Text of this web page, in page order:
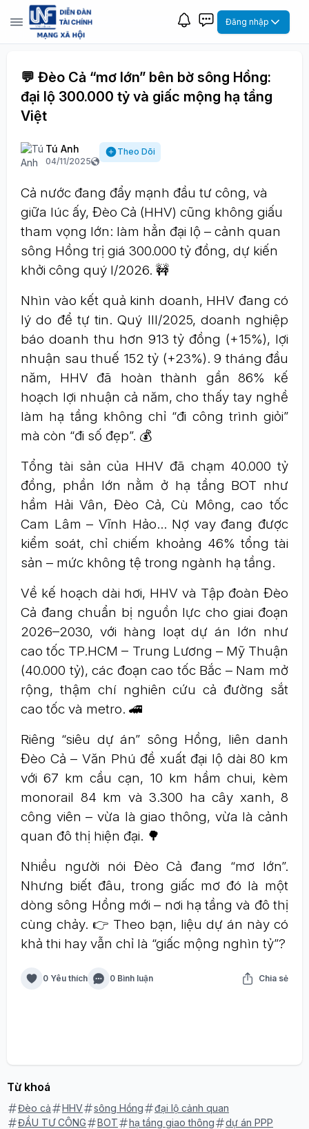
Đăng nhập
💬 Đèo Cả “mơ lớn” bên bờ sông Hồng:
đại lộ 300.000 tỷ và giấc mộng hạ tầng
Việt
Tú Anh
04/11/2025
Theo Dõi
Cả nước đang đẩy mạnh đầu tư công, và
giữa lúc ấy, Đèo Cả (HHV) cũng không giấu
tham vọng lớn: làm hẳn đại lộ – cảnh quan
sông Hồng trị giá 300.000 tỷ đồng, dự kiến
khởi công quý I/2026. 🚧
Nhìn vào kết quả kinh doanh, HHV đang có
lý do để tự tin. Quý III/2025, doanh nghiệp
báo doanh thu hơn 913 tỷ đồng (+15%), lợi
nhuận sau thuế 152 tỷ (+23%). 9 tháng đầu
năm, HHV đã hoàn thành gần 86% kế
hoạch lợi nhuận cả năm, cho thấy tay nghề
làm hạ tầng không chỉ “đi công trình giỏi”
mà còn “đi số đẹp”. 💰
Tổng tài sản của HHV đã chạm 40.000 tỷ
đồng, phần lớn nằm ở hạ tầng BOT như
hầm Hải Vân, Đèo Cả, Cù Mông, cao tốc
Cam Lâm – Vĩnh Hảo... Nợ vay đang được
kiểm soát, chỉ chiếm khoảng 46% tổng tài
sản – mức không tệ trong ngành hạ tầng.
Về kế hoạch dài hơi, HHV và Tập đoàn Đèo
Cả đang chuẩn bị nguồn lực cho giai đoạn
2026–2030, với hàng loạt dự án lớn như
cao tốc TP.HCM – Trung Lương – Mỹ Thuận
(40.000 tỷ), các đoạn cao tốc Bắc – Nam mở
rộng, thậm chí nghiên cứu cả đường sắt
cao tốc và metro. 🚄
Riêng “siêu dự án” sông Hồng, liên danh
Đèo Cả – Văn Phú đề xuất đại lộ dài 80 km
với 67 km cầu cạn, 10 km hầm chui, kèm
monorail 84 km và 3.300 ha cây xanh, 8
công viên – vừa là giao thông, vừa là cảnh
quan đô thị hiện đại. 🌳
Nhiều người nói Đèo Cả đang “mơ lớn”.
Nhưng biết đâu, trong giấc mơ đó là một
dòng sông Hồng mới – nơi hạ tầng và đô thị
cùng chảy. 👉 Theo bạn, liệu dự án này có
khả thi hay vẫn chỉ là “giấc mộng nghìn tỷ”?
0 Yêu thích 0 Bình luận Chia sẻ
Từ khoá
Đèo cả HHV sông Hồng
đại lộ cảnh quan
ĐẦU TƯ CÔNG
BOT hạ tầng giao thông
dự án PPP